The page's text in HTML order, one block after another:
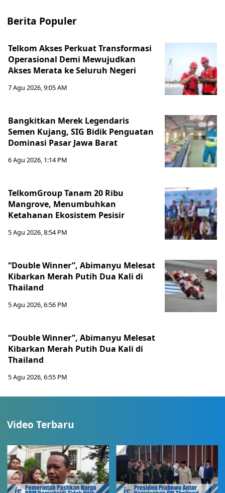
Berita Populer
Telkom Akses Perkuat Transformasi
Operasional Demi Mewujudkan
Akses Merata ke Seluruh Negeri
7 Agu 2026, 9:05 AM
Bangkitkan Merek Legendaris
Semen Kujang, SIG Bidik Penguatan
Dominasi Pasar Jawa Barat
6 Agu 2026, 1:14 PM
TelkomGroup Tanam 20 Ribu
Mangrove, Menumbuhkan
Ketahanan Ekosistem Pesisir
5 Agu 2026, 8:54 PM
“Double Winner”, Abimanyu Melesat
Kibarkan Merah Putih Dua Kali di
Thailand
5 Agu 2026, 6:56 PM
“Double Winner”, Abimanyu Melesat
Kibarkan Merah Putih Dua Kali di
Thailand
5 Agu 2026, 6:55 PM
Video Terbaru